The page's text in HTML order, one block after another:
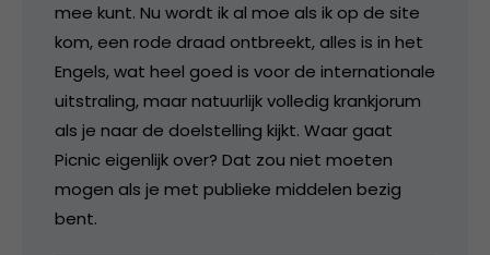
mee kunt. Nu wordt ik al moe als ik op de site
kom, een rode draad ontbreekt, alles is in het
Engels, wat heel goed is voor de internationale
uitstraling, maar natuurlijk volledig krankjorum
als je naar de doelstelling kijkt. Waar gaat
Picnic eigenlijk over? Dat zou niet moeten
mogen als je met publieke middelen bezig
bent.